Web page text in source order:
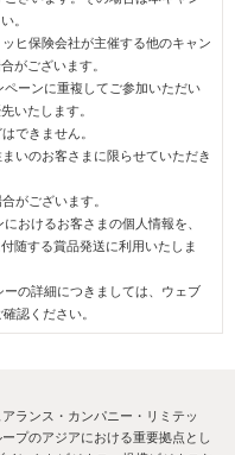
。
ヒ保険会社が主催する他のキャン
がございます。
ーンに重複してご参加いただい
いたします。
できません。
いのお客さまに限らせていただき
がございます。
おけるお客さまの個人情報を、
随する賞品発送に利用いたしま
の詳細につきましては、ウェブ
認ください。
ランス・カンパニー・リミテッ
プのアジアにおける重要拠点とし